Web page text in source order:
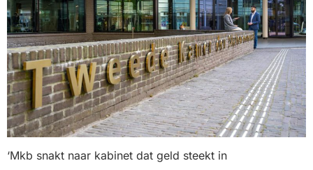
‘Mkb snakt naar kabinet dat geld steekt in